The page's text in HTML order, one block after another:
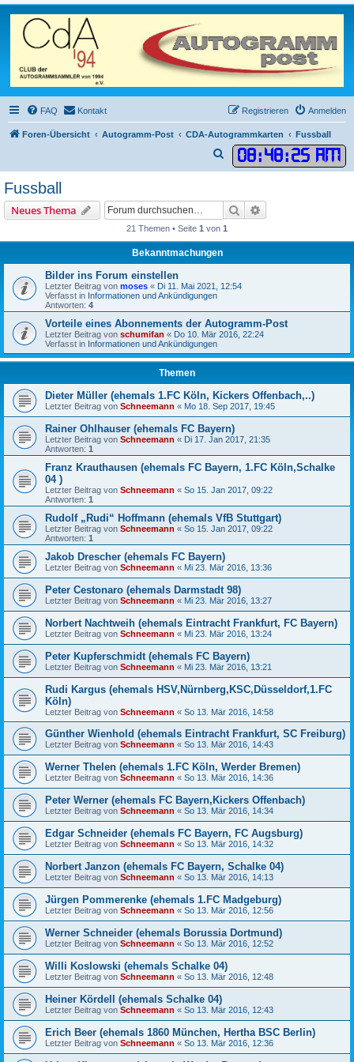
FAQ Kontakt Anmelden
Registrieren
Foren-Übersicht Autogramm-Post CDA-Autogrammkarten Fussball
08:48:25 AM
u
h
e
Fussball
Neues Thema Suche
21 Themen • Seite 1 von 1
Bekanntmachungen
Bilder ins Forum einstellen
Letzter Beitrag von moses « Di 11. Mai 2021, 12:54
Verfasst in Informationen und Ankündigungen
Antworten: 4
Vorteile eines Abonnements der Autogramm-Post
Letzter Beitrag von schumifan « Do 10. Mär 2016, 22:24
Verfasst in Informationen und Ankündigungen
Themen
Dieter Müller (ehemals 1.FC Köln, Kickers Offenbach,..)
Letzter Beitrag von Schneemann « Mo 18. Sep 2017, 19:45
Rainer Ohlhauser (ehemals FC Bayern)
Letzter Beitrag von Schneemann « Di 17. Jan 2017, 21:35
Antworten: 1
Franz Krauthausen (ehemals FC Bayern, 1.FC Köln,Schalke
04 )
Letzter Beitrag von Schneemann « So 15. Jan 2017, 09:22
Antworten: 1
Rudolf „Rudi“ Hoffmann (ehemals VfB Stuttgart)
Letzter Beitrag von Schneemann « So 15. Jan 2017, 09:22
Antworten: 1
Jakob Drescher (ehemals FC Bayern)
Letzter Beitrag von Schneemann « Mi 23. Mär 2016, 13:36
Peter Cestonaro (ehemals Darmstadt 98)
Letzter Beitrag von Schneemann « Mi 23. Mär 2016, 13:27
Norbert Nachtweih (ehemals Eintracht Frankfurt, FC Bayern)
Letzter Beitrag von Schneemann « Mi 23. Mär 2016, 13:24
Peter Kupferschmidt (ehemals FC Bayern)
Letzter Beitrag von Schneemann « Mi 23. Mär 2016, 13:21
Rudi Kargus (ehemals HSV,Nürnberg,KSC,Düsseldorf,1.FC
Köln)
Letzter Beitrag von Schneemann « So 13. Mär 2016, 14:58
Günther Wienhold (ehemals Eintracht Frankfurt, SC Freiburg)
Letzter Beitrag von Schneemann « So 13. Mär 2016, 14:43
Werner Thelen (ehemals 1.FC Köln, Werder Bremen)
Letzter Beitrag von Schneemann « So 13. Mär 2016, 14:36
Peter Werner (ehemals FC Bayern,Kickers Offenbach)
Letzter Beitrag von Schneemann « So 13. Mär 2016, 14:34
Edgar Schneider (ehemals FC Bayern, FC Augsburg)
Letzter Beitrag von Schneemann « So 13. Mär 2016, 14:32
Norbert Janzon (ehemals FC Bayern, Schalke 04)
Letzter Beitrag von Schneemann « So 13. Mär 2016, 14:13
Jürgen Pommerenke (ehemals 1.FC Madgeburg)
Letzter Beitrag von Schneemann « So 13. Mär 2016, 12:56
Werner Schneider (ehemals Borussia Dortmund)
Letzter Beitrag von Schneemann « So 13. Mär 2016, 12:52
Willi Koslowski (ehemals Schalke 04)
Letzter Beitrag von Schneemann « So 13. Mär 2016, 12:48
Heiner Kördell (ehemals Schalke 04)
Letzter Beitrag von Schneemann « So 13. Mär 2016, 12:43
Erich Beer (ehemals 1860 München, Hertha BSC Berlin)
Letzter Beitrag von Schneemann « So 13. Mär 2016, 12:36